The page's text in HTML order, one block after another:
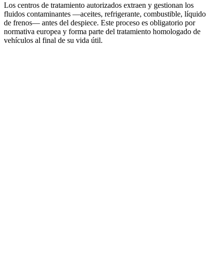
Los centros de tratamiento autorizados extraen y gestionan los
fluidos contaminantes —aceites, refrigerante, combustible, líquido
de frenos— antes del despiece. Este proceso es obligatorio por
normativa europea y forma parte del tratamiento homologado de
vehículos al final de su vida útil.